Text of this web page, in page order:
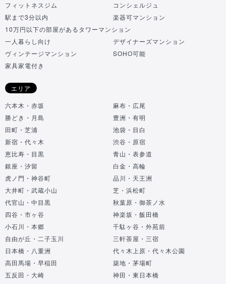
フィットネスジム
コンシェルジュ
駅まで3分以内
楽器可マンション
10万円以下の部屋があるタワーマンション
一人暮らし向け
デザイナーズマンション
ヴィンテージマンション
SOHO可能
家具家電付き
エリア
六本木・赤坂
麻布・広尾
勝どき・月島
豊洲・有明
田町・芝浦
池袋・目白
新宿・代々木
渋谷・原宿
恵比寿・目黒
青山・表参道
銀座・汐留
白金・高輪
虎ノ門・神谷町
品川・天王洲
大井町・武蔵小山
芝・浜松町
代官山・中目黒
秋葉原・御茶ノ水
四谷・市ヶ谷
神楽坂・飯田橋
小石川・本郷
千駄ヶ谷・外苑前
自由が丘・二子玉川
三軒茶屋・三宿
日本橋・八重洲
代々木上原・代々木公園
高田馬場・早稲田
築地・茅場町
五反田・大崎
神田・東日本橋